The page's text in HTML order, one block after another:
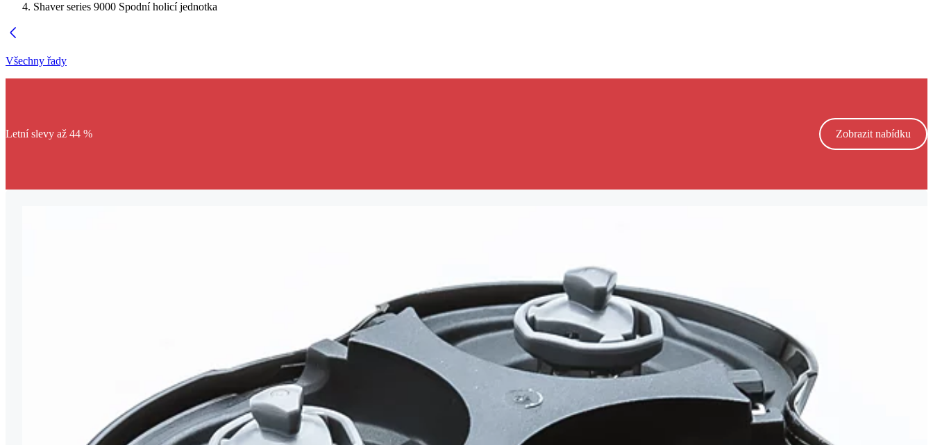
Shaver series 9000 Spodní holicí jednotka
Všechny řady
Letní slevy až 44 % Zobrazit nabídku